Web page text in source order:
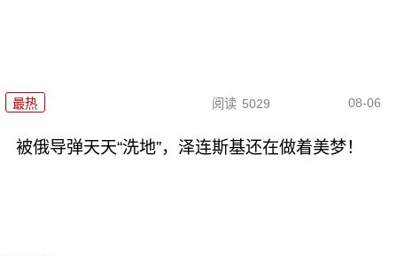
最热 阅读 5029 08-06
被俄导弹天天“洗地”，泽连斯基还在做着美梦！